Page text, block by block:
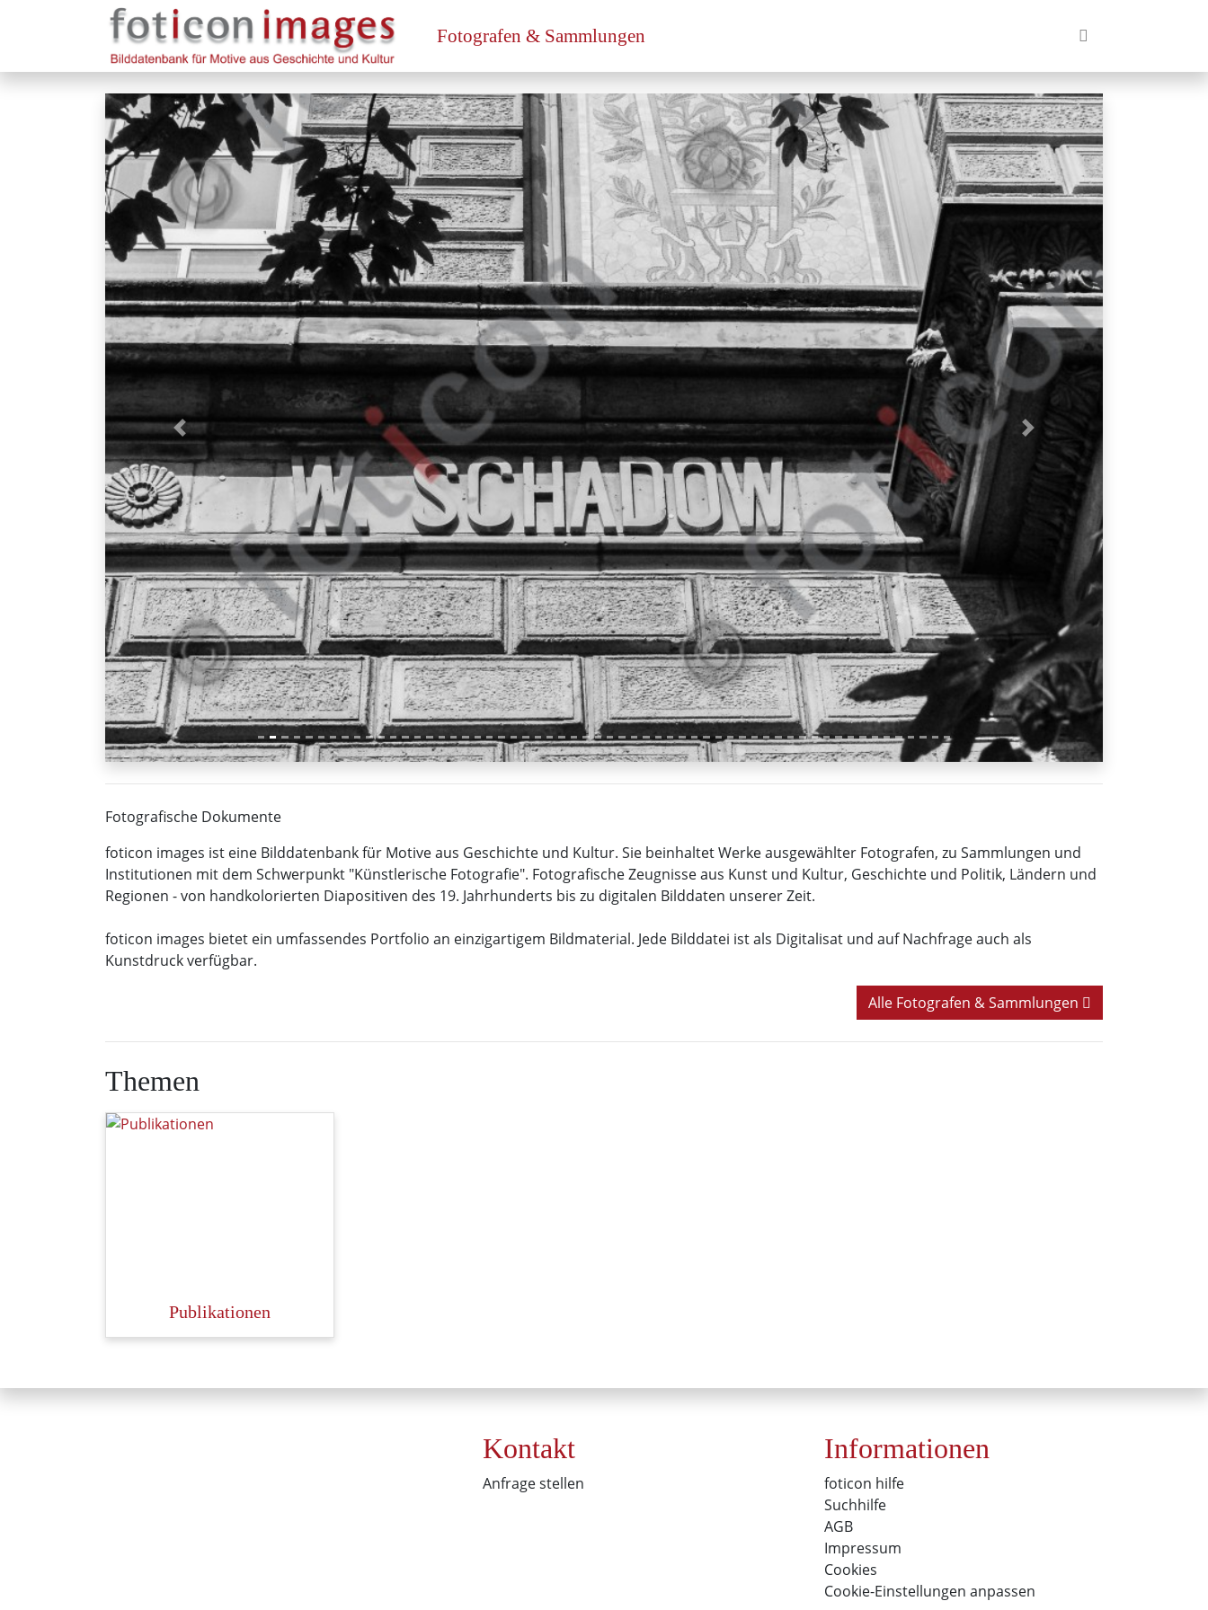
Fotografen & Sammlungen
Vorheriges Bild Nächstes Bild
Fotografische Dokumente
foticon images ist eine Bilddatenbank für Motive aus Geschichte und Kultur. Sie beinhaltet Werke ausgewählter Fotografen, zu Sammlungen und
Institutionen mit dem Schwerpunkt "Künstlerische Fotografie". Fotografische Zeugnisse aus Kunst und Kultur, Geschichte und Politik, Ländern und
Regionen - von handkolorierten Diapositiven des 19. Jahrhunderts bis zu digitalen Bilddaten unserer Zeit.
foticon images bietet ein umfassendes Portfolio an einzigartigem Bildmaterial. Jede Bilddatei ist als Digitalisat und auf Nachfrage auch als
Kunstdruck verfügbar.
Alle Fotografen & Sammlungen
Themen
Publikationen
Kontakt
Anfrage stellen
Informationen
foticon hilfe
Suchhilfe
AGB
Impressum
Cookies
Cookie-Einstellungen anpassen